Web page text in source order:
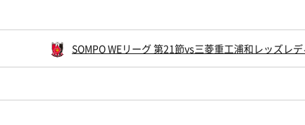
SOMPO WEリーグ 第21節vs三菱重工浦和レッズレ